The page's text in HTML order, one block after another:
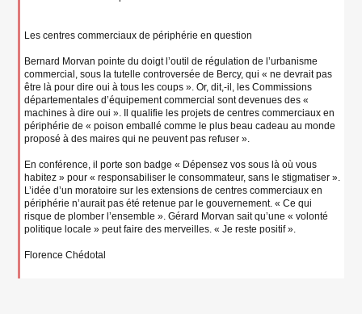
Les centres commerciaux de périphérie en question
Bernard Morvan pointe du doigt l’outil de régulation de l’urbanisme
commercial, sous la tutelle controversée de Bercy, qui « ne devrait pas
être là pour dire oui à tous les coups ». Or, dit,-il, les Commissions
départementales d’équipement commercial sont devenues des «
machines à dire oui ». Il qualifie les projets de centres commerciaux en
périphérie de « poison emballé comme le plus beau cadeau au monde
proposé à des maires qui ne peuvent pas refuser ».
En conférence, il porte son badge « Dépensez vos sous là où vous
habitez » pour « responsabiliser le consommateur, sans le stigmatiser ».
L’idée d’un moratoire sur les extensions de centres commerciaux en
périphérie n’aurait pas été retenue par le gouvernement. « Ce qui
risque de plomber l’ensemble ». Gérard Morvan sait qu’une « volonté
politique locale » peut faire des merveilles. « Je reste positif ».
Florence Chédotal